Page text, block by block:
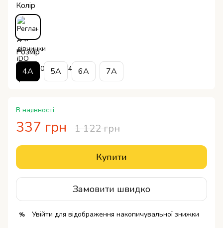
Колір
Розмір
4A 5A 6A 7A
В наявності
337 грн 1 122 грн
Купити
Замовити швидко
% Увійти для відображення накопичувальної знижки